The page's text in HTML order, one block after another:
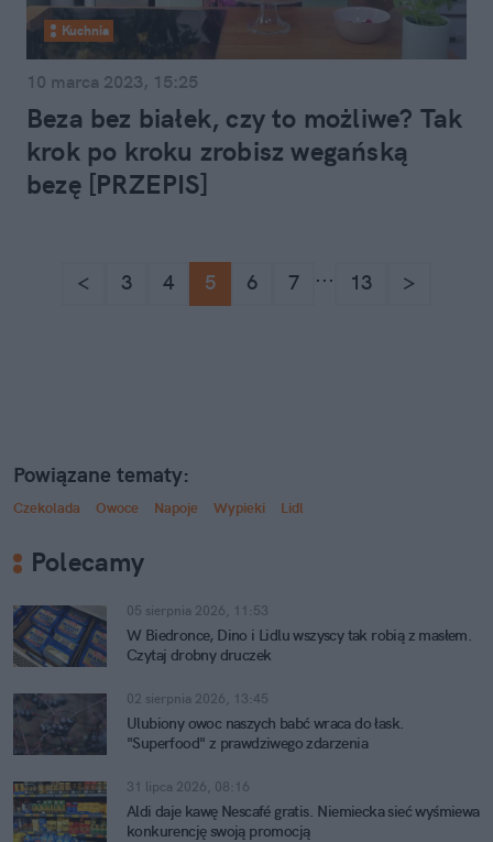
Kuchnia
10 marca 2023, 15:25
Beza bez białek, czy to możliwe? Tak
krok po kroku zrobisz wegańską
bezę [PRZEPIS]
< 3 4 5 6 7 ... 13 >
Powiązane tematy:
Czekolada Owoce Napoje Wypieki Lidl
Polecamy
05 sierpnia 2026, 11:53
W Biedronce, Dino i Lidlu wszyscy tak robią z masłem.
Czytaj drobny druczek
02 sierpnia 2026, 13:45
Ulubiony owoc naszych babć wraca do łask.
"Superfood" z prawdziwego zdarzenia
31 lipca 2026, 08:16
Aldi daje kawę Nescafé gratis. Niemiecka sieć wyśmiewa
konkurencję swoją promocją